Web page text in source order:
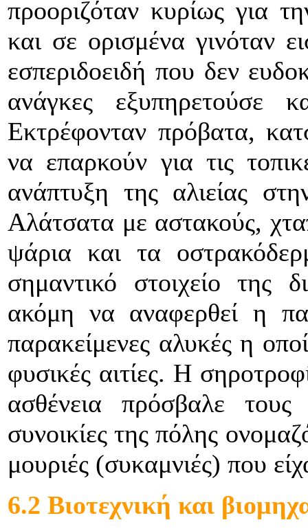
προοριζόταν κυρίως για
και σε ορισμένα γινόταν
εσπεριδοειδή που δεν
ανάγκες εξυπηρετούσε
Eκτρέφονταν πρόβατα,
να επαρκούν για τις
ανάπτυξη της αλιείας
Αλάτσατα με αστακούς,
ψάρια και τα
σημαντικό στοιχείο της
ακόμη να αναφερθεί η
παρακείμενες αλυκές η
φυσικές αιτίες. Η
ασθένεια πρόσβαλε
συνοικίες της πόλης
μουριές (συκαμνιές) που
6.2 Βιοτεχνική και